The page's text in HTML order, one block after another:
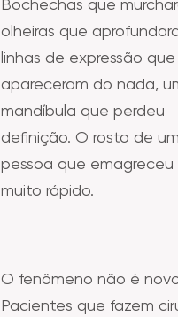
Bochechas que
olheiras que
linhas de expressão que
apareceram do nada,
mandíbula que perdeu
definição. O rosto de
pessoa que emagreceu
muito rápido.
O fenômeno não é
Pacientes que fazem